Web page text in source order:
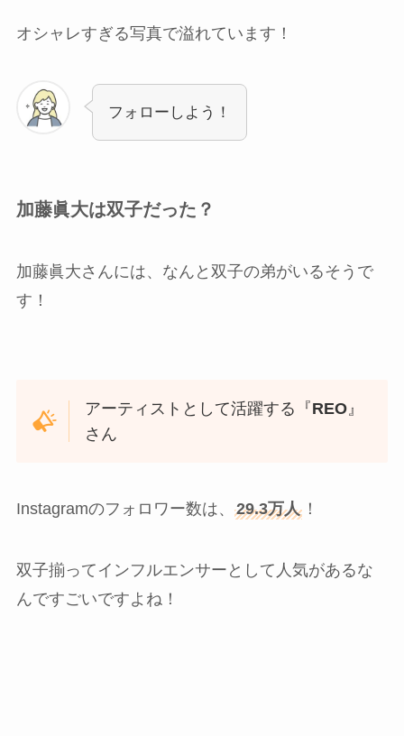
オシャレすぎる写真で溢れています！
フォローしよう！
加藤眞大は双子だった？
加藤眞大さんには、なんと双子の弟がいるそうで
す！
アーティストとして活躍する『REO 』
さん
Instagramのフォロワー数は、 29.3万人！
双子揃ってインフルエンサーとして人気があるな
んですごいですよね！